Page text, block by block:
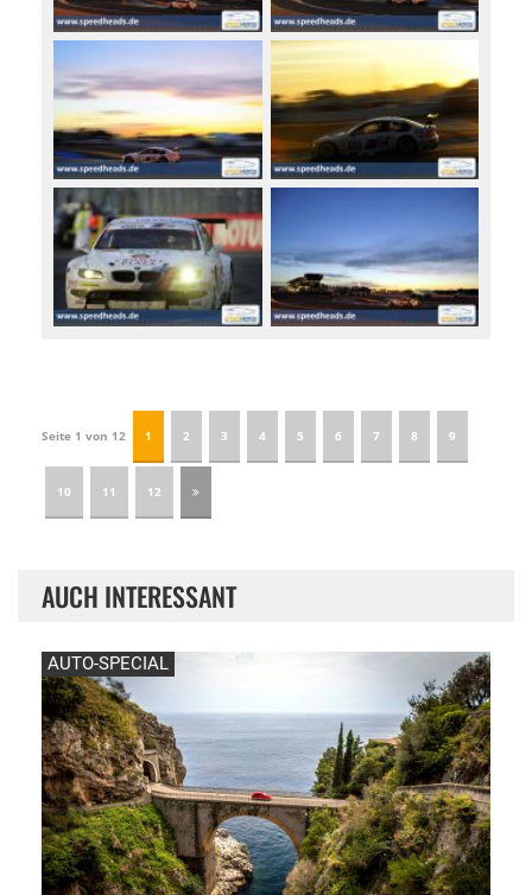
Seite 1 von 12 1 2 3 4 5 6 7 8 9
10 11 12
AUCH INTERESSANT
AUTO-SPECIAL